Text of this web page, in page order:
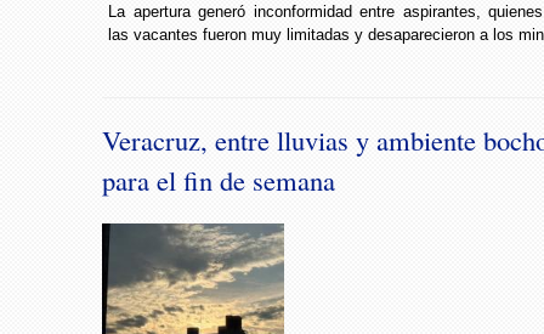
La apertura generó inconformidad entre aspirantes,
las vacantes fueron muy limitadas y desaparecieron a los
Veracruz, entre lluvias y ambiente
para el fin de semana